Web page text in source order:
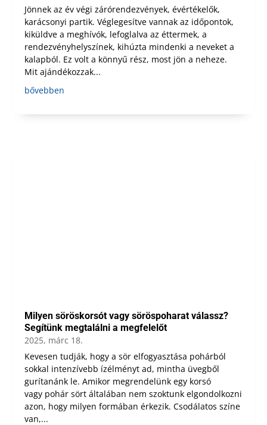
Jönnek az év végi zárórendezvények, évértékelők,
karácsonyi partik. Véglegesítve vannak az időpontok,
kiküldve a meghívók, lefoglalva az éttermek, a
rendezvényhelyszínek, kihúzta mindenki a neveket a
kalapból. Ez volt a könnyű rész, most jön a neheze.
Mit ajándékozzak...
bővebben
Milyen söröskorsót vagy söröspoharat válassz?
Segítünk megtalálni a megfelelőt
2025, márc 18.
Kevesen tudják, hogy a sör elfogyasztása pohárból
sokkal intenzívebb ízélményt ad, mintha üvegből
gurítanánk le. Amikor megrendelünk egy korsó
vagy pohár sört általában nem szoktunk elgondolkozni
azon, hogy milyen formában érkezik. Csodálatos színe
van,...